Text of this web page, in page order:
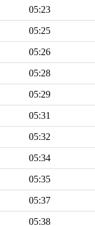
05:23
05:25
05:26
05:28
05:29
05:31
05:32
05:34
05:35
05:37
05:38